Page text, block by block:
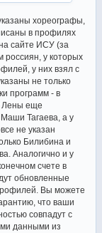
хореографы,
в профилях
сайте ИСУ (за
россиян, у которых
у них взял с
не только
программ - в
Лены еще
Тагаева, а у
не указан
Билибина и
Аналогично и у
счете в
обновленные
Вы можете
что ваши
совпадут с
данными из